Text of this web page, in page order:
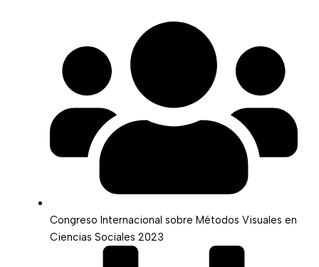
Congreso Internacional sobre Métodos Visuales en
Ciencias Sociales 2023